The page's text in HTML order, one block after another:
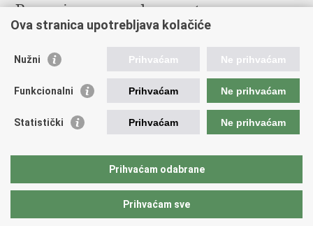
Poveznice pravosudnog sustava
Državno odvjetništvo
Ured za suzbijanje korupcije i organiziranog kriminaliteta
Državnoodvjetničko vijeće
Hrvatska odvjetnička komora
Europski pravosudni portal
Ova stranica upotrebljava kolačiće
Nužni Prihvaćam Ne prihvaćam
Funkcionalni Prihvaćam Ne prihvaćam
Statistički Prihvaćam Ne prihvaćam
Prihvaćam odabrane
Prihvaćam sve